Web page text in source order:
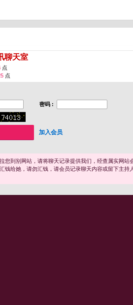
聊天室
点
点
密码 :
加入会员
您到别网站，请将聊天记录提供我们，经查属实网站
钱给她，请勿汇钱，请会员记录聊天内容或留下主